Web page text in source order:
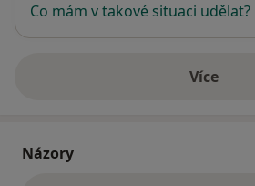
Co mám v takové situaci udělat?
Víceo adrese
Názory